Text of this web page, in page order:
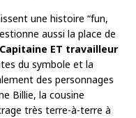
une histoire “fun,
aussi la place de
Capitaine ET travailleur
du symbole et la
des personnages
Billie, la cousine
très terre-à-terre à